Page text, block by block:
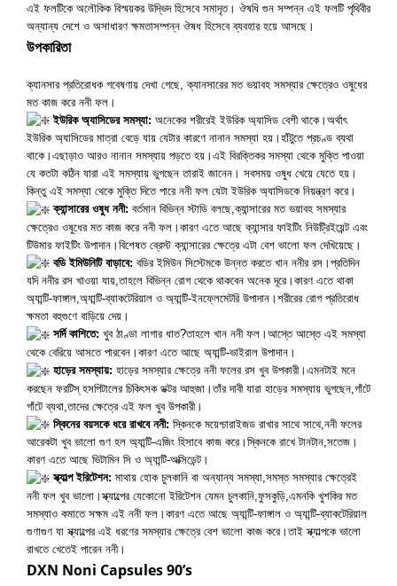
এই ফলটিকে অলৌকিক বিস্ময়কর উদ্ভিদ হিসেবে সমাদৃত। ঔষধি গুন সম্পন্ন এই ফলটি পৃথিবীর
অন্যান্য দেশে ও অসাধারণ ক্ষমতাসম্পন্ন ঔষধ হিসেবে ব্যবহার হয়ে আসছে।
উপকারিতা
ক্যানসার প্রতিরোধক গবেষণায় দেখা গেছে, ক্যানসারের মত ভয়াবহ সমস্যার ক্ষেত্রেও ওষুধের
মত কাজ করে ননী ফল।
ইউরিক অ্যাসিডের সমস্যা: অনেকের শরীরেই ইউরিক অ্যাসিড বেশী থাকে।অর্থাৎ
ইউরিক অ্যাসিডের মাত্রা বেড়ে যায় যেটার কারণে নানান সমস্যা হয়।হাঁটুতে প্রচণ্ড ব্যথা
থাকে।এছাড়াও আরও নানান সমস্যায় পড়তে হয়।এই বিরক্তিকর সমস্যা থেকে মুক্তি পাওয়া
যে কতটা কঠিন যারা এই সমস্যায় ভুগছেন তারাই জানেন। সবসময় ওষুধ খেয়ে যেতে হয়।
কিন্তু এই সমস্যা থেকে মুক্তি দিতে পারে ননী ফল যেটা ইউরিক অ্যাসিডকে নিয়ন্ত্রণ করে।
ক্যান্সারের ওষুধ ননী: বর্তমান বিভিন্ন স্টাডি বলছে,ক্যান্সারের মত ভয়াবহ সমস্যার
ক্ষেত্রেও ওষুধের মত কাজ করে ননী ফল।কারণ এতে আছে ক্যান্সার ফাইটিং নিউট্রিইয়েন্ট এবং
টিউমার ফাইটিং উপাদান।বিশেষত ব্রেস্ট ক্যান্সারের ক্ষেত্রে এটা বেশ ভালো ফল দেখিয়েছে।
বডি ইমিউনিটি বাড়াবে: বডির ইমিউন সিস্টেমকে উন্নত করতে খান ননীর রস।প্রতিদিন
যদি ননীর রস খাওয়া যায়,তাহলে বিভিন্ন রোগ থেকে থাকবেন অনেক দূরে।কারণ এতে থাকা
অ্যান্টি-ফাঙ্গাল,অ্যান্টি-ব্যাকটেরিয়াল ও অ্যান্টি-ইনফ্লেমেটরি উপাদান।শরীরের রোগ প্রতিরোধ
ক্ষমতা বহুগুণে বাড়িয়ে দেয়।
সর্দি কাশিতে: খুব ঠাণ্ডা লাগার ধাত?তাহলে খান ননী ফল।আস্তে আস্তে এই সমস্যা
থেকে বেরিয়ে আসতে পারবেন।কারণ এতে আছে অ্যান্টি-ভাইরাল উপাদান।
হাড়ের সমস্যায়: হাড়ের সমস্যার ক্ষেত্রে ননী ফলের রস খুব উপকারী।এমনটাই মনে
করছেন ফরটিস্ হসপিটালের চিকিৎসক ডক্টর আহুজা।তাঁর দাবী যারা হাড়ের সমস্যায় ভুগছেন,গাঁটে
গাঁটে ব্যথা,তাদের ক্ষেত্রে এই ফল খুব উপকারী।
স্কিনের বয়সকে ধরে রাখবে ননী: স্কিনকে ময়েশ্চারাইজড রাখার সাথে সাথে,ননী ফলের
আরেকটা খুব ভালো গুণ হল অ্যান্টি-এজিং হিসাবে কাজ করে।স্কিনকে রাখে টানটান,সতেজ।
কারণ এতে আছে ভিটামিন সি ও অ্যান্টি-অক্সিডেন্ট।
স্ক্যাল্প ইরিটেশন: মাথায় হোক চুলকানি বা অন্যান্য সমস্যা,সমস্ত সমস্যার ক্ষেত্রেই
ননী ফল খুব ভালো।স্ক্যাল্পের যেকোনো ইরিটেশন যেমন চুলকানি,ফুসকুড়ি,এমনকি খুশকির মত
সমস্যাও কমাতে সক্ষম এই ননী ফল।কারণ এতে আছে অ্যান্টি-ফাঙ্গাল ও অ্যান্টি-ব্যাকটেরিয়াল
গুণাগুণ যা স্ক্যাল্পের এই ধরণের সমস্যার ক্ষেত্রে বেশ ভালো কাজ করে।তাই স্ক্যাল্পকে ভালো
রাখতে খেতেই পারেন ননী।
DXN Noni Capsules 90’s